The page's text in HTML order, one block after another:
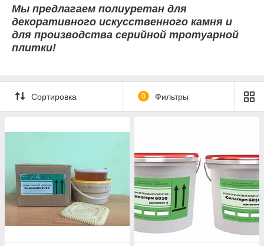
Мы предлагаем полиуретан для
декоративного искусственного камня и
для производства серийной тротуарной
плитки!
Сортировка 0 Фильтры